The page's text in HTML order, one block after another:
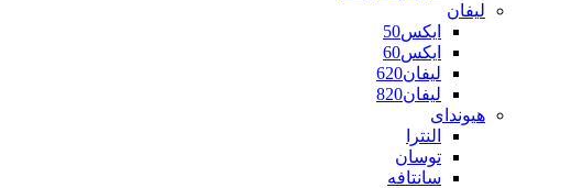
لیفان
ایکس50
ایکس60
لیفان620
لیفان820
هیوندای
النترا
توسان
سانتافه